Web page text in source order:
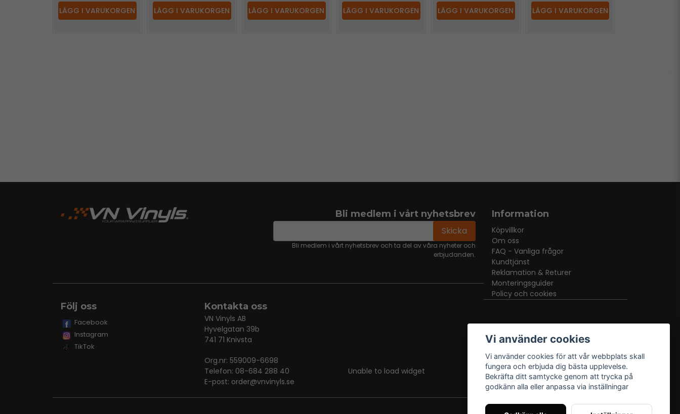
LÄGG I VARUKORGEN LÄGG I VARUKORGEN LÄGG I VARUKORGEN LÄGG I VARUKORGEN LÄGG I VARUKORGEN LÄGG I VARUKORGEN
Bli medlem i vårt nyhetsbrev
email Skicka
Bli medlem i vårt nyhetsbrev och ta del av våra nyheter och
erbjudanden.
Information
Köpvillkor
Om oss
FAQ - Vanliga frågor
Kundtjänst
Reklamation & Returer
Monteringsguider
Policy och cookies
Följ oss
Facebook
Instagram
TikTok
Kontakta oss
VN Vinyls AB
Hyvelgatan 39b
741 71 Knivsta
Org.nr: 559009-6698
Telefon: 08-684 288 40
E-post: order@vnvinyls.se
Unable to load widget
Vi använder cookies
Vi använder cookies för att vår webbplats skall
fungera och erbjuda dig bästa upplevelse.
Bekräfta ditt samtycke genom att trycka på
godkänn alla eller anpassa via inställningar